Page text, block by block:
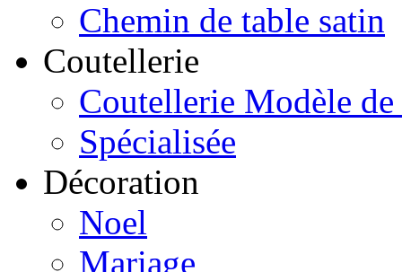
Chemin de table satin
Coutellerie
Coutellerie Modèle de
Spécialisée
Décoration
Noel
Mariage